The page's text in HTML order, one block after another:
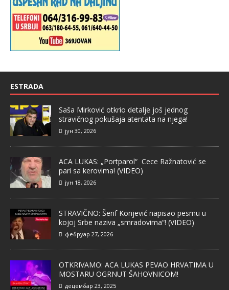
ESTRADA
Saša Mirković otkrio detalje još jednog
stravičnog pokušaja atentata na njega!
јун 30, 2026
ACA LUKAS: „Portparol“ Cece Ražnatović se
pari sa kerovima! (VIDEO)
јун 18, 2026
STRAVIČNO: Šerif Konjević napisao pesmu u
kojoj Srbe naziva „smradovima“! (VIDEO)
фебруар 27, 2026
OTKRIVAMO: ACA LUKAS PEVAO HRVATIMA U
MOSTARU OGRNUT ŠAHOVNICOM!
децембар 23, 2025